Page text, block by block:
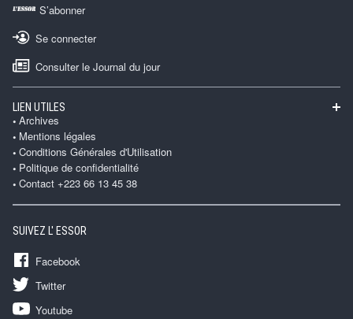
S’abonner
Se connecter
Consulter le Journal du jour
LIEN UTILES
Archives
Mentions légales
Conditions Générales d'Utilisation
Politique de confidentialité
Contact +223 66 13 45 38
SUIVEZ L' ESSOR
Facebook
Twitter
Youtube